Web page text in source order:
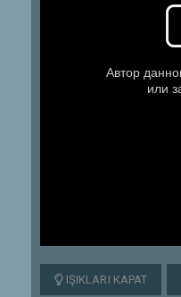
IŞIKLARI KAPAT